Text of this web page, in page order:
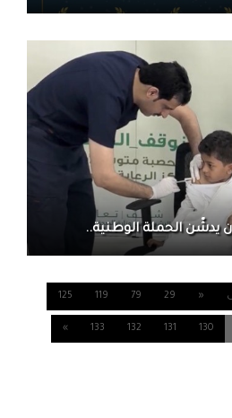
يدشّن الحملة الوطنية..
«
29
79
119
125
130
131
132
133
»